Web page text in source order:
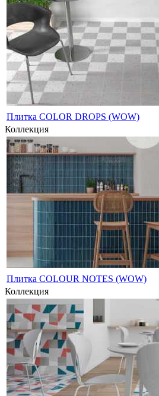
Плитка COLOR DROPS (WOW)
Коллекция
Плитка COLOUR NOTES (WOW)
Коллекция